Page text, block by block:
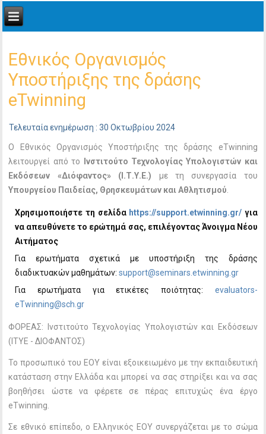
Εθνικός Οργανισμός
Υποστήριξης της δράσης
eTwinning
Τελευταία ενημέρωση : 30 Οκτωβρίου 2024
Ο Εθνικός Οργανισμός Υποστήριξης της δράσης eTwinning
λειτουργεί από το
Ινστιτούτο Τεχνολογίας Υπολογιστών και
Εκδόσεων «Διόφαντος» (Ι.Τ.Υ.Ε.) με τη συνεργασία του
Υπουργείου Παιδείας, Θρησκευμάτων και Αθλητισμού
Χρησιμοποιήστε τη σελίδα https://support.etwinning.gr/ για
να απευθύνετε το ερώτημά σας, επιλέγοντας Άνοιγμα Νέου
Αιτήματος
Για ερωτήματα σχετικά με υποστήριξη της δράσης
διαδικτυακών μαθημάτων:support@seminars.etwinning.gr
Για ερωτήματα για ετικέτες ποιότητας: evaluators-
eTwinning@sch.gr
ΦΟΡΕΑΣ: Ινστιτούτο Τεχνολογίας Υπολογιστών και Εκδόσεων
(ΙΤΥE - ΔΙΟΦΑΝΤΟΣ)
Το προσωπικό του ΕΟΥ είναι εξοικειωμένο με την εκπαιδευτική
κατάσταση στην Ελλάδα και μπορεί να σας στηρίξει και να σας
βοηθήσει ώστε να φέρετε σε πέρας επιτυχώς ένα έργο
eTwinning.
Σε εθνικό επίπεδο, ο Ελληνικός ΕΟΥ συνεργάζεται με το σώμα